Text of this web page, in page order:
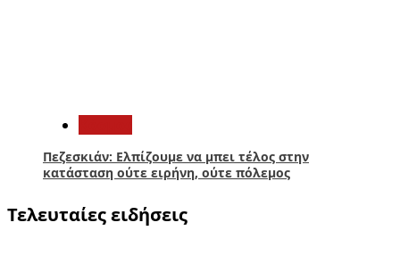
Πεζεσκιάν: Ελπίζουμε να μπει τέλος στην
κατάσταση ούτε ειρήνη, ούτε πόλεμος
Τελευταίες ειδήσεις